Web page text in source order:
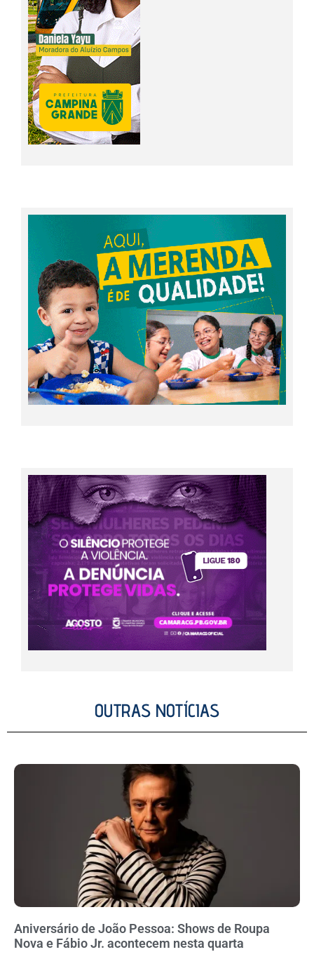
OUTRAS NOTÍCIAS
Aniversário de João Pessoa: Shows de Roupa
Nova e Fábio Jr. acontecem nesta quarta